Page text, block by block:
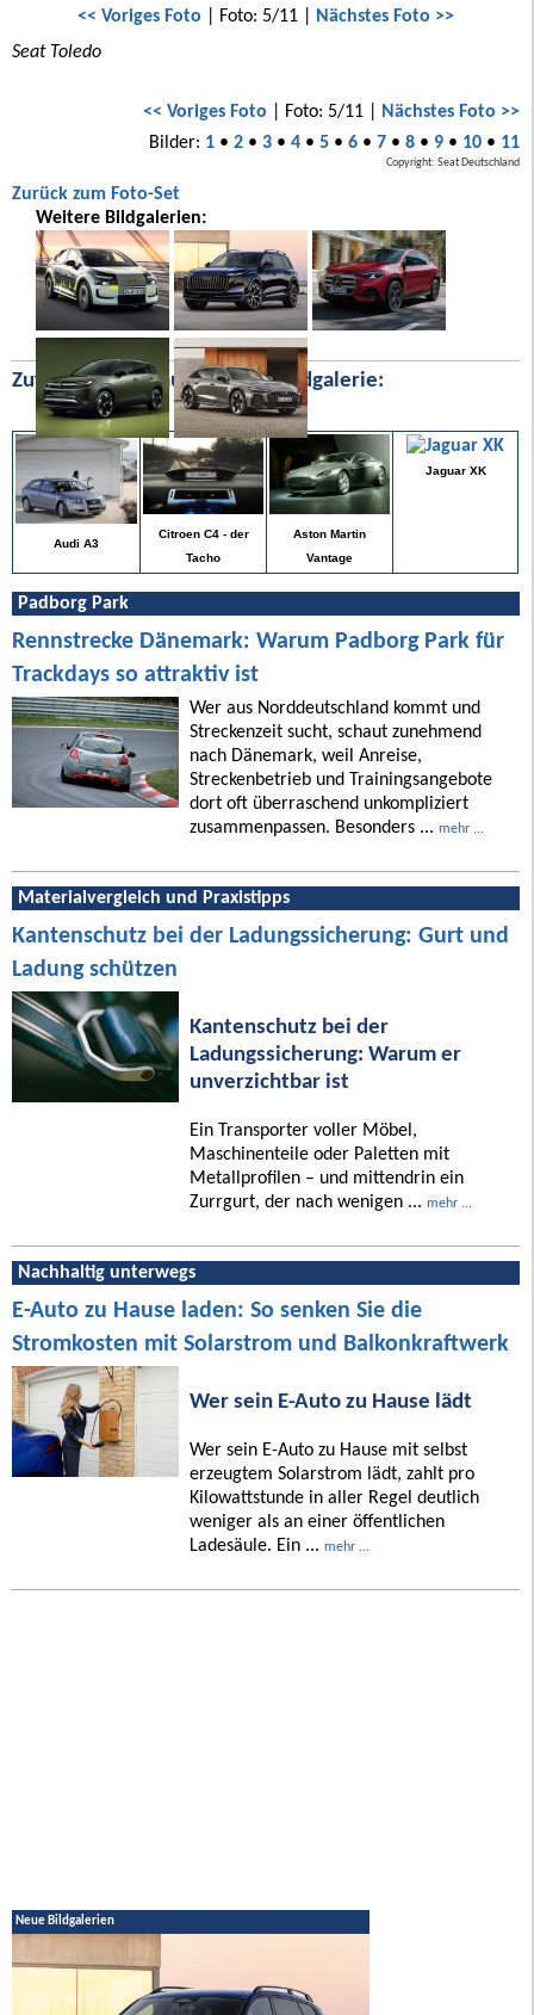
<< Voriges Foto | Foto: 5/11 | Nächstes Foto >>
Seat Toledo
<< Voriges Foto | Foto: 5/11 | Nächstes Foto >>
Bilder: 1• 2• 3• 4• 5• 6• 7• 8• 9• 10• 11
Copyright: Seat Deutschland
Zurück zum Foto-Set
Weitere Bildgalerien:
Zufällige Bilder aus unserer Bildgalerie:
Audi A3
Citroen C4 - der
Tacho
Aston Martin
Vantage
Jaguar XK
Padborg Park
Rennstrecke Dänemark: Warum Padborg Park für
Trackdays so attraktiv ist
Wer aus Norddeutschland kommt und
Streckenzeit sucht, schaut zunehmend
nach Dänemark, weil Anreise,
Streckenbetrieb und Trainingsangebote
dort oft überraschend unkompliziert
zusammenpassen. Besonders ... mehr ...
Materialvergleich und Praxistipps
Kantenschutz bei der Ladungssicherung: Gurt und
Ladung schützen
Kantenschutz bei der
Ladungssicherung: Warum er
unverzichtbar ist
Ein Transporter voller Möbel,
Maschinenteile oder Paletten mit
Metallprofilen – und mittendrin ein
Zurrgurt, der nach wenigen ... mehr ...
Nachhaltig unterwegs
E-Auto zu Hause laden: So senken Sie die
Stromkosten mit Solarstrom und Balkonkraftwerk
Wer sein E-Auto zu Hause lädt
Wer sein E-Auto zu Hause mit selbst
erzeugtem Solarstrom lädt, zahlt pro
Kilowattstunde in aller Regel deutlich
weniger als an einer öffentlichen
Ladesäule. Ein ... mehr ...
Neue Bildgalerien